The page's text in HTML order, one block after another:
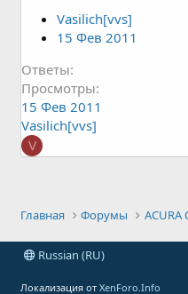
ы
т
а
Vasilich[vvs]
15 Фев 2011
Ответы
Просмотры
15 Фев 2011
Vasilich[vvs]
V
Главная Форумы
Russian (RU)
Локализация отXenForo.Info